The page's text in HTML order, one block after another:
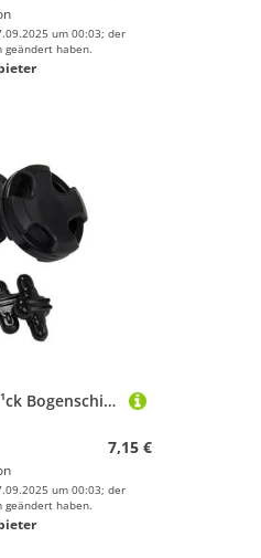
um 00:03; der
geändert haben.
Ujjdwiurgh 2 St¨¹ck Bogenschie?en-Gliedma?end?mpfer, Gummi-STO?d?mpfer, Bogensehnen-Ger?uschreduzierungsausr¨¹Stung, Recurve-Bogen-Zubeh?r, Schwarze Gummi-Gliedma?end?mpfer, Recurve-Bogen-Zubeh?r
7,15 €
um 00:03; der
geändert haben.